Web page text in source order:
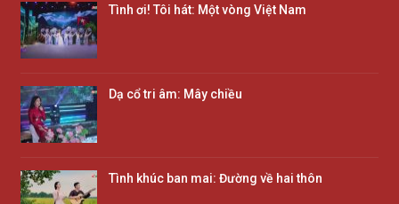
Tình ơi! Tôi hát: Một vòng Việt Nam
Dạ cổ tri âm: Mây chiều
Tình khúc ban mai: Đường về hai thôn